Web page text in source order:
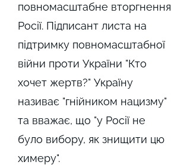
повномасштабне вторгнення
Росії. Підписант листа на
підтримку повномасштабної
війни проти України "Кто
хочет жертв?" Україну
називає "гнійником нацизму"
та вважає, що "у Росії не
було вибору, як знищити цю
химеру".